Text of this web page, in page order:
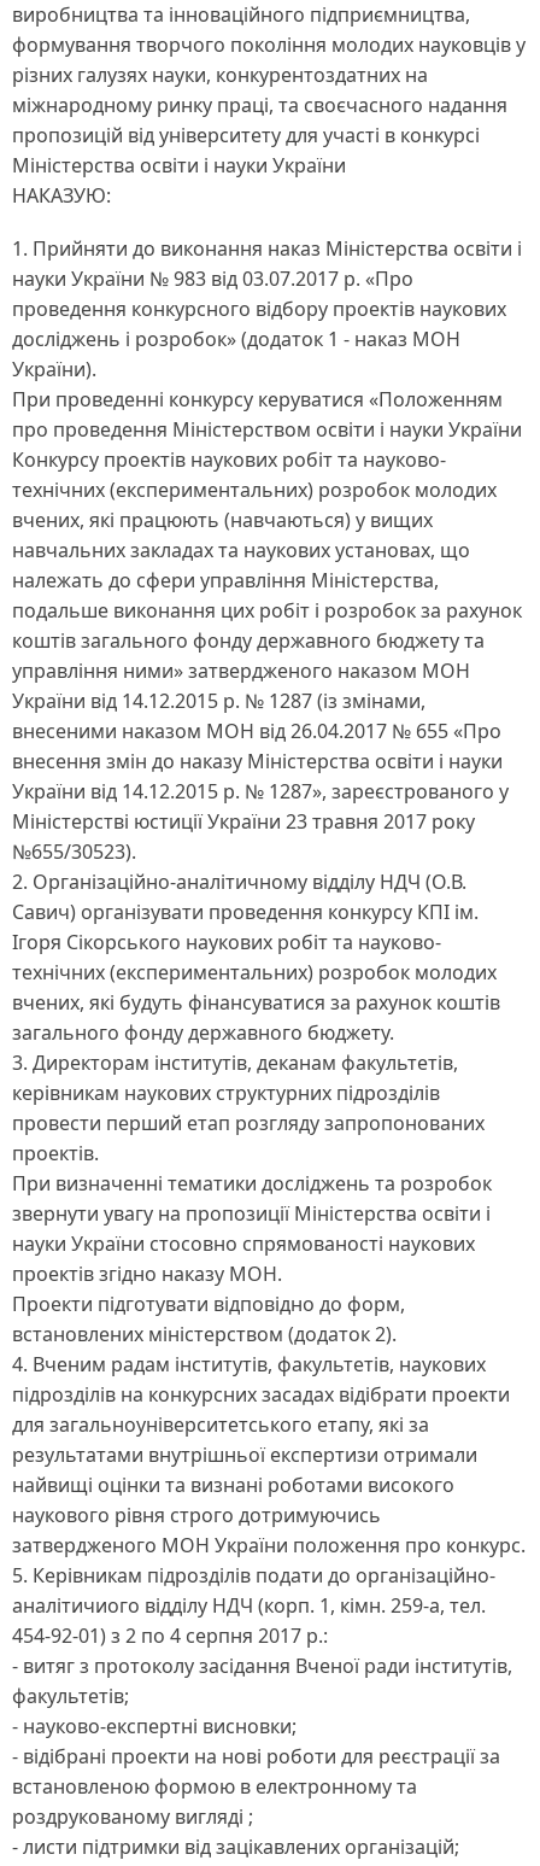
виробництва та інноваційного підприємництва,
формування творчого покоління молодих науковців у
різних галузях науки, конкурентоздатних на
міжнародному ринку праці, та своєчасного надання
пропозицій від університету для участі в конкурсі
Міністерства освіти і науки України
НАКАЗУЮ:
1. Прийняти до виконання наказ Міністерства освіти і
науки України № 983 від 03.07.2017 р. «Про
проведення конкурсного відбору проектів наукових
досліджень і розробок» (додаток 1 - наказ МОН
України).
При проведенні конкурсу керуватися «Положенням
про проведення Міністерством освіти і науки України
Конкурсу проектів наукових робіт та науково-
технічних (експериментальних) розробок молодих
вчених, які працюють (навчаються) у вищих
навчальних закладах та наукових установах, що
належать до сфери управління Міністерства,
подальше виконання цих робіт і розробок за рахунок
коштів загального фонду державного бюджету та
управління ними» затвердженого наказом МОН
України від 14.12.2015 р. № 1287 (із змінами,
внесеними наказом МОН від 26.04.2017 № 655 «Про
внесення змін до наказу Міністерства освіти і науки
України від 14.12.2015 р. № 1287», зареєстрованого у
Міністерстві юстиції України 23 травня 2017 року
№655/30523).
2. Організаційно-аналітичному відділу НДЧ (О.В.
Савич) організувати проведення конкурсу КПІ ім.
Ігоря Сікорського наукових робіт та науково-
технічних (експериментальних) розробок молодих
вчених, які будуть фінансуватися за рахунок коштів
загального фонду державного бюджету.
3. Директорам інститутів, деканам факультетів,
керівникам наукових структурних підрозділів
провести перший етап розгляду запропонованих
проектів.
При визначенні тематики досліджень та розробок
звернути увагу на пропозиції Міністерства освіти і
науки України стосовно спрямованості наукових
проектів згідно наказу МОН.
Проекти підготувати відповідно до форм,
встановлених міністерством (додаток 2).
4. Вченим радам інститутів, факультетів, наукових
підрозділів на конкурсних засадах відібрати проекти
для загальноуніверситетського етапу, які за
результатами внутрішньої експертизи отримали
найвищі оцінки та визнані роботами високого
наукового рівня строго дотримуючись
затвердженого МОН України положення про конкурс.
5. Керівникам підрозділів подати до організаційно-
аналітичиого відділу НДЧ (корп. 1, кімн. 259-а, тел.
454-92-01) з 2 по 4 серпня 2017 p.:
- витяг з протоколу засідання Вченої ради інститутів,
факультетів;
- науково-експертні висновки;
- відібрані проекти на нові роботи для реєстрації за
встановленою формою в електронному та
роздрукованому вигляді ;
- листи підтримки від зацікавлених організацій;